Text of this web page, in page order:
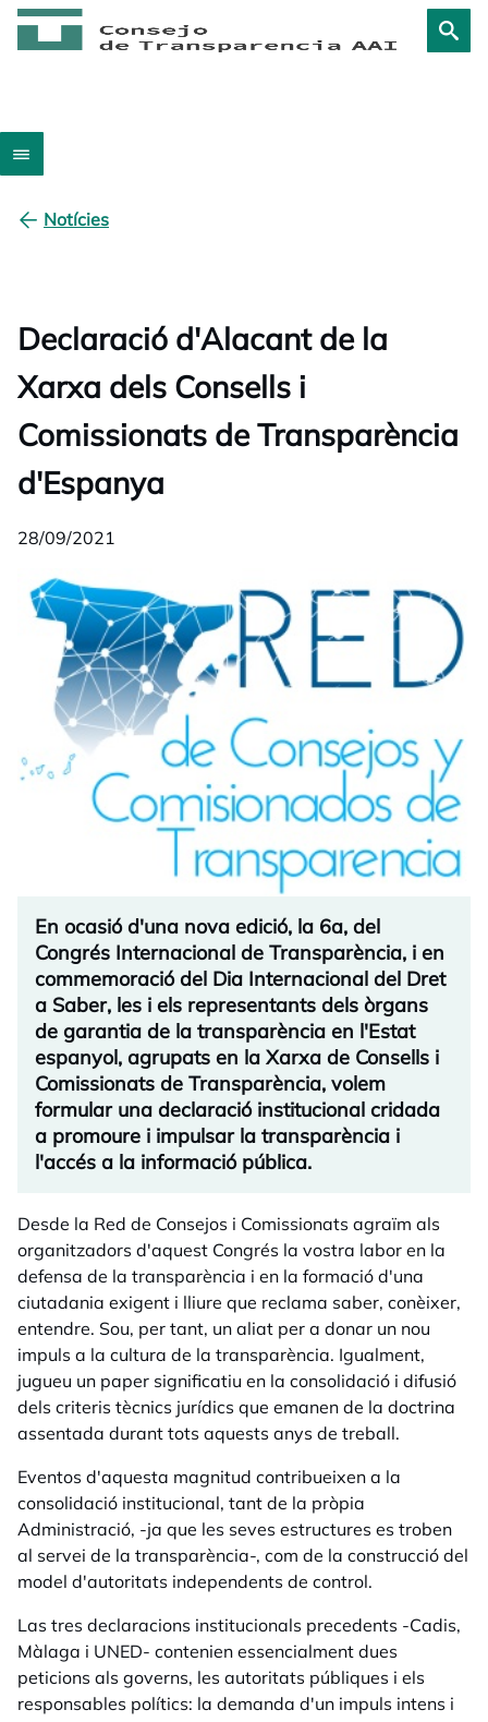
Notícies
Declaració d'Alacant de la
Xarxa dels Consells i
Comissionats de Transparència
d'Espanya
28/09/2021
En ocasió d'una nova edició, la 6a, del
Congrés Internacional de Transparència, i en
commemoració del Dia Internacional del Dret
a Saber, les i els representants dels òrgans
de garantia de la transparència en l'Estat
espanyol, agrupats en la Xarxa de Consells i
Comissionats de Transparència, volem
formular una declaració institucional cridada
a promoure i impulsar la transparència i
l'accés a la informació pública.
Desde la Red de Consejos i Comissionats agraïm als
organitzadors d'aquest Congrés la vostra labor en la
defensa de la transparència i en la formació d'una
ciutadania exigent i lliure que reclama saber, conèixer,
entendre. Sou, per tant, un aliat per a donar un nou
impuls a la cultura de la transparència. Igualment,
jugueu un paper significatiu en la consolidació i difusió
dels criteris tècnics jurídics que emanen de la doctrina
assentada durant tots aquests anys de treball.
Eventos d'aquesta magnitud contribueixen a la
consolidació institucional, tant de la pròpia
Administració, -ja que les seves estructures es troben
al servei de la transparència-, com de la construcció del
model d'autoritats independents de control.
Las tres declaracions institucionals precedents -Cadis,
Màlaga i UNED- contenien essencialment dues
peticions als governs, les autoritats públiques i els
responsables polítics: la demanda d'un impuls intens i